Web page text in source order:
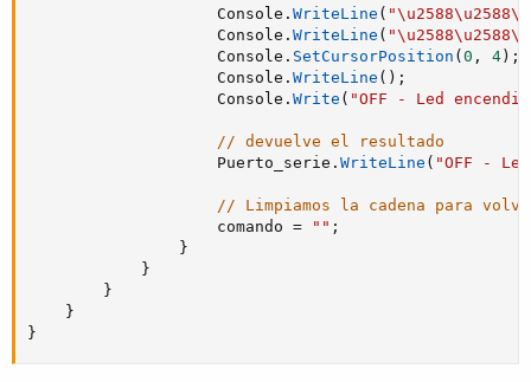
                    Console
. WriteLine (
                    Console
. WriteLine (
                    Console
. SetCursorPosition ( 0 , 4 ) ;
                    Console
. WriteLine ( ) ;
                    Console
. Write ( "OFF - Led
// devuelve el resultado
                    Puerto_serie
. WriteLine ( "OFF -
// Limpiamos la cadena para
                    comando
= "" ;
}
}
}
}
}